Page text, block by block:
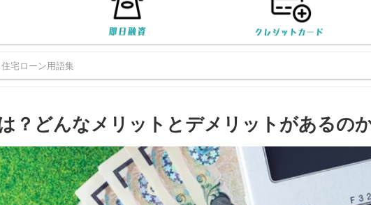
住宅ローン用語集
？どんなメリットとデメリットがあるの